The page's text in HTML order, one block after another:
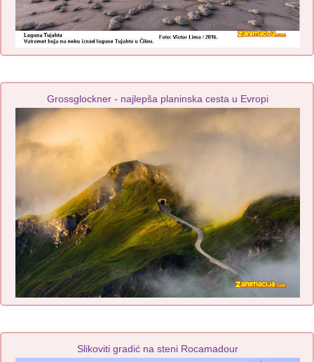
Grossglockner - najlepša planinska cesta u Evropi
Slikoviti gradić na steni Rocamadour